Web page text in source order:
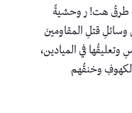
طرقُ هت! ر وحشيةً
وسائلِ قتلِ المقاومينَ
وتعليقُها في الميادين،
وخنقُهم